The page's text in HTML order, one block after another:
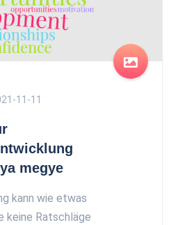
11-11
megye
kann wie etwas
keine Ratschläge